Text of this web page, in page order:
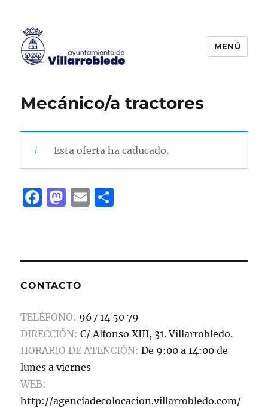
MENÚ
Mecánico/a tractores
Esta oferta ha caducado.
F
e
o
o
k
M
o
o
n
E
l
p
ir
CONTACTO
TELÉFONO: 967 14 50 79
DIRECCIÓN: C/ Alfonso XIII, 31. Villarrobledo.
HORARIO DE ATENCIÓN: De 9:00 a 14:00 de
lunes a viernes
WEB:
http://agenciadecolocacion.villarrobledo.com/